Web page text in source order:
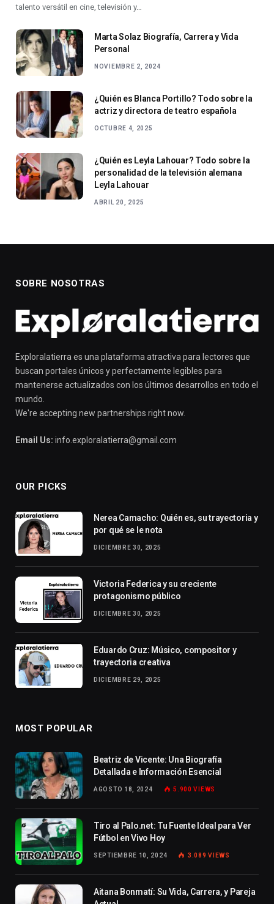
talento versátil en cine, televisión y…
Marta Solaz Biografía, Carrera y Vida
Personal
NOVIEMBRE 2, 2024
¿Quién es Blanca Portillo? Todo sobre la
actriz y directora de teatro española
OCTUBRE 4, 2025
¿Quién es Leyla Lahouar? Todo sobre la
personalidad de la televisión alemana
Leyla Lahouar
ABRIL 20, 2025
SOBRE NOSOTRAS
Exploralatierra es una plataforma atractiva para lectores que
buscan portales únicos y perfectamente legibles para
mantenerse actualizados con los últimos desarrollos en todo el
mundo.
We're accepting new partnerships right now.
Email Us: info.exploralatierra@gmail.com
OUR PICKS
Nerea Camacho: Quién es, su trayectoria y
por qué se le nota
DICIEMBRE 30, 2025
Victoria Federica y su creciente
protagonismo público
DICIEMBRE 30, 2025
Eduardo Cruz: Músico, compositor y
trayectoria creativa
DICIEMBRE 29, 2025
MOST POPULAR
Beatriz de Vicente: Una Biografía
Detallada e Información Esencial
AGOSTO 18, 2024 5.900VIEWS
Tiro al Palo.net: Tu Fuente Ideal para Ver
Fútbol en Vivo Hoy
SEPTIEMBRE 10, 2024 3.089VIEWS
Aitana Bonmatí: Su Vida, Carrera, y Pareja